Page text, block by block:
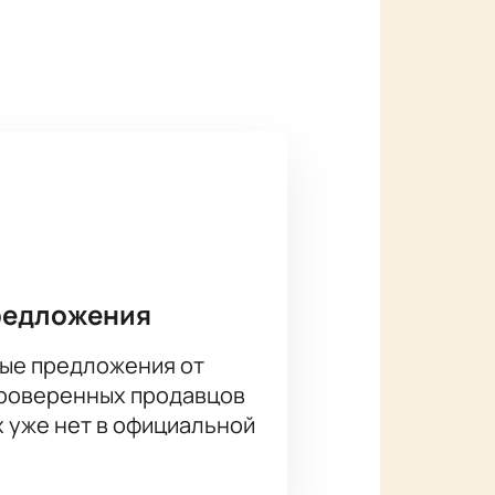
предложения от
продавцов
нет в официальной